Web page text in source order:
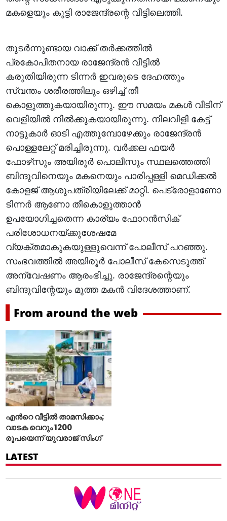
മകളെയും കൂട്ടി രാജേന്ദ്രന്റെ വീട്ടിലെത്തി.
തുടര്‍ന്നുണ്ടായ വാക്ക് തര്‍ക്കത്തില്‍
പ്രകോപിതനായ രാജേന്ദ്രന്‍ വീട്ടില്‍
കരുതിയിരുന്ന ടിന്നര്‍ ഇവരുടെ ദേഹത്തും
സ്വന്തം ശരീരത്തിലും ഒഴിച്ച് തീ
കൊളുത്തുകയായിരുന്നു. ഈ സമയം മകള്‍ വീടിന്
വെളിയില്‍ നില്‍ക്കുകയായിരുന്നു. നിലവിളി കേട്ട്
നാട്ടുകാര്‍ ഓടി എത്തുമ്പോഴേക്കും രാജേന്ദ്രന്‍
പൊള്ളലേറ്റ് മരിച്ചിരുന്നു. വര്‍ക്കല ഫയര്‍
ഫോഴ്‌സും അയിരൂര്‍ പൊലീസും സ്ഥലത്തെത്തി
ബിന്ദുവിനെയും മകനെയും പാരിപ്പള്ളി മെഡിക്കല്‍
കോളജ് ആശുപത്രിയിലേക്ക് മാറ്റി. പെട്രോളാണോ
ടിന്നര്‍ ആണോ തീകൊളുത്താന്‍
ഉപയോഗിച്ചതെന്ന കാര്യം ഫോറന്‍സിക്
പരിശോധനയ്ക്കുശേഷമേ
വ്യക്തമാകുകയുള്ളുവെന്ന് പോലീസ് പറഞ്ഞു.
സംഭവത്തില്‍ അയിരൂര്‍ പോലീസ് കേസെടുത്ത്
അന്വേഷണം ആരംഭിച്ചു. രാജേന്ദ്രന്റെയും
ബിന്ദുവിന്റേയും മൂത്ത മകന്‍ വിദേശത്താണ്.
From around the web
എന്‍റെ വീട്ടില്‍ താമസിക്കാം;
വാടക വെറും 1200
രൂപയെന്ന് യുവരാജ് സിംഗ്
LATEST